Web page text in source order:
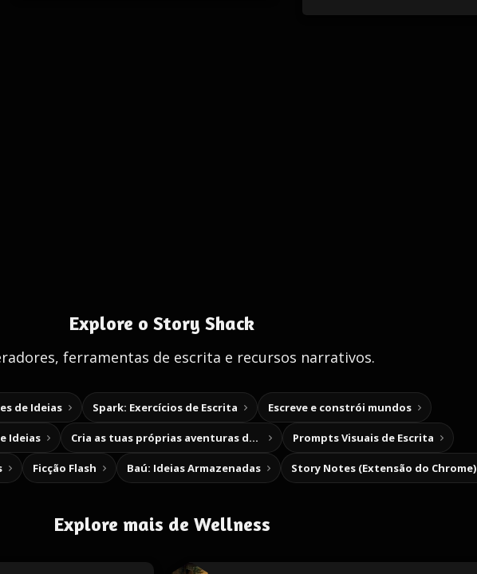
Explore o Story Shack
ferramentas de escrita e recursos narrativos.
de Ideias Spark: Exercícios de Escrita Escreve e constrói mundos
Ideias Cria as tuas próprias aventuras de escolha Prompts Visuais de Escrita
Ficção Flash Baú: Ideias Armazenadas Story Notes (Extensão do Chrome)
Explore mais de Wellness